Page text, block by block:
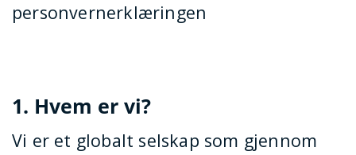
personvernerklæringen
1. Hvem er vi?
Vi er et globalt selskap som gjennom